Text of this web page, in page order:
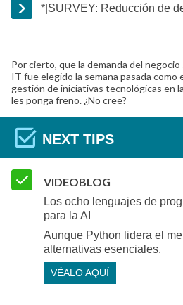
*|SURVEY: Reducción de
Por cierto, que la demanda del
IT fue elegido la semana pasada como
gestión de iniciativas tecnológicas en
les ponga freno. ¿No cree?
NEXT TIPS
VIDEOBLOG
Los ocho lenguajes de
para la AI
Aunque Python lidera el
alternativas esenciales.
VÉALO AQUÍ